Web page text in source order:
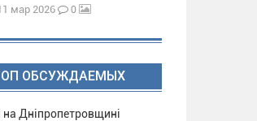
мар 2026 0
ОБСУЖДАЕМЫХ
на Дніпропетровщині